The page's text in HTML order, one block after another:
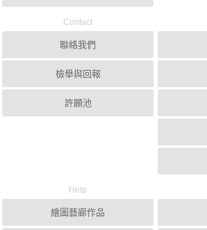
Contact
聯絡我們
檢舉與回報
許願池
Help
繪圖藝廊作品